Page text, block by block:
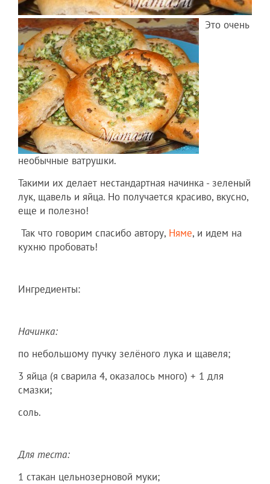
Это очень
необычные ватрушки.
Такими их делает нестандартная начинка - зеленый
лук, щавель и яйца. Но получается красиво, вкусно,
еще и полезно!
Так что говорим спасибо автору, Няме, и идем на
кухню пробовать!
Ингредиенты:
Начинка:
по небольшому пучку зелёного лука и щавеля;
3 яйца (я сварила 4, оказалось много) + 1 для
смазки;
соль.
Для теста:
1 стакан цельнозерновой муки;